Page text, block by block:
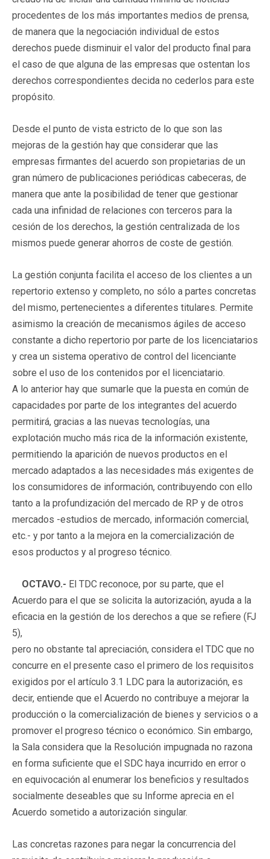
procedentes de los más importantes medios de prensa,
de manera que la negociación individual de estos
derechos puede disminuir el valor del producto final para
el caso de que alguna de las empresas que ostentan los
derechos correspondientes decida no cederlos para este
propósito.
Desde el punto de vista estricto de lo que son las
mejoras de la gestión hay que considerar que las
empresas firmantes del acuerdo son propietarias de un
gran número de publicaciones periódicas cabeceras, de
manera que ante la posibilidad de tener que gestionar
cada una infinidad de relaciones con terceros para la
cesión de los derechos, la gestión centralizada de los
mismos puede generar ahorros de coste de gestión.
La gestión conjunta facilita el acceso de los clientes a un
repertorio extenso y completo, no sólo a partes concretas
del mismo, pertenecientes a diferentes titulares. Permite
asimismo la creación de mecanismos ágiles de acceso
constante a dicho repertorio por parte de los licenciatarios
y crea un sistema operativo de control del licenciante
sobre el uso de los contenidos por el licenciatario.
A lo anterior hay que sumarle que la puesta en común de
capacidades por parte de los integrantes del acuerdo
permitirá, gracias a las nuevas tecnologías, una
explotación mucho más rica de la información existente,
permitiendo la aparición de nuevos productos en el
mercado adaptados a las necesidades más exigentes de
los consumidores de información, contribuyendo con ello
tanto a la profundización del mercado de RP y de otros
mercados -estudios de mercado, información comercial,
etc.- y por tanto a la mejora en la comercialización de
esos productos y al progreso técnico.
OCTAVO.- El TDC reconoce, por su parte, que el
Acuerdo para el que se solicita la autorización, ayuda a la
eficacia en la gestión de los derechos a que se refiere (FJ
5),
pero no obstante tal apreciación, considera el TDC que no
concurre en el presente caso el primero de los requisitos
exigidos por el artículo 3.1 LDC para la autorización, es
decir, entiende que el Acuerdo no contribuye a mejorar la
producción o la comercialización de bienes y servicios o a
promover el progreso técnico o económico. Sin embargo,
la Sala considera que la Resolución impugnada no razona
en forma suficiente que el SDC haya incurrido en error o
en equivocación al enumerar los beneficios y resultados
socialmente deseables que su Informe aprecia en el
Acuerdo sometido a autorización singular.
Las concretas razones para negar la concurrencia del